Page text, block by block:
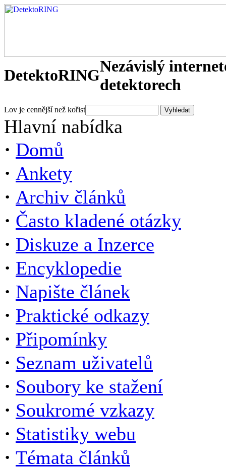
DetektoRINGNezávislý
detektorech
Lov je cennější než kořist
Hlavní nabídka
· Domů
· Ankety
· Archiv článků
· Často kladené otázky
· Diskuze a Inzerce
· Encyklopedie
· Napište článek
· Praktické odkazy
· Připomínky
· Seznam uživatelů
· Soubory ke stažení
· Soukromé vzkazy
· Statistiky webu
· Témata článků